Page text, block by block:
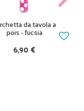
da tavola a
pois - fucsia
6,90 €